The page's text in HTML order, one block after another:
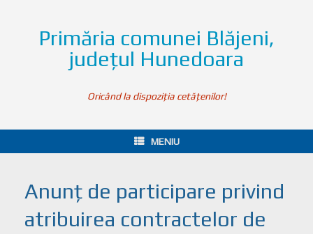
Primăria comunei Blăjeni,
județul Hunedoara
Oricând la dispoziția cetățenilor!
MENIU
Anunţ de participare privind
atribuirea contractelor de